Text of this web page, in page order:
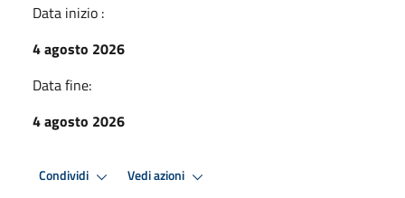
Data inizio :
4 agosto 2026
Data fine:
4 agosto 2026
Condividi Vedi azioni